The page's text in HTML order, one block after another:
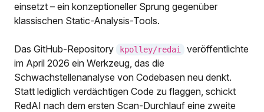
einsetzt – ein konzeptioneller Sprung gegenüber
klassischen Static-Analysis-Tools.
Das GitHub-Repository kpolley/redai
veröffentlichte
im April 2026 ein Werkzeug, das die
Schwachstellenanalyse von Codebasen neu denkt.
Statt lediglich verdächtigen Code zu flaggen, schickt
RedAI nach dem ersten Scan-Durchlauf eine zweite